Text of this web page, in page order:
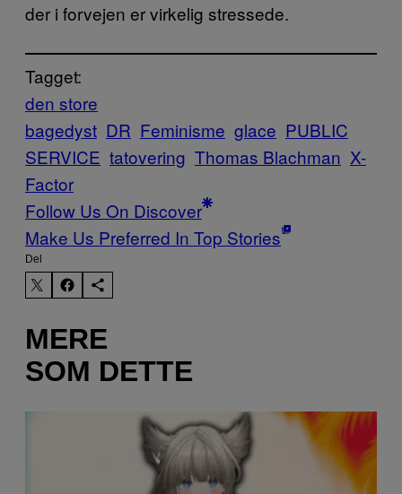
der i forvejen er virkelig stressede.
Tagget:
den store
bagedyst DR Feminisme glace PUBLIC
SERVICE tatovering Thomas Blachman X-
Factor
Follow Us On Discover
Make Us Preferred In Top Stories
Del
MERE
SOM DETTE